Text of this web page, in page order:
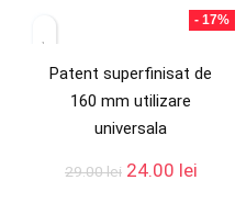
- 17%
Patent superfinisat de
160 mm utilizare
universala
29.00lei 24.00 lei